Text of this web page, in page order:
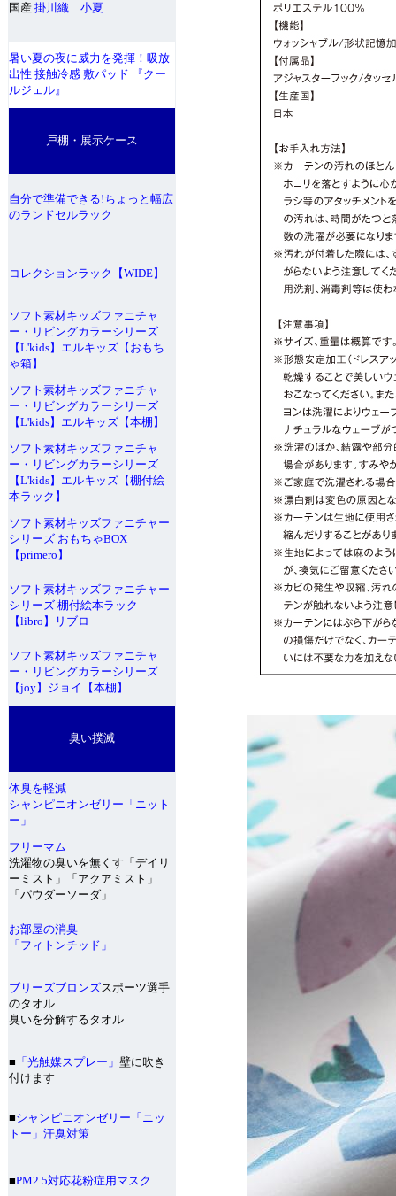
国産 掛川織 小夏
暑い夏の夜に威力を発揮！吸放
出性 接触冷感 敷パッド 『クー
ルジェル』
戸棚・展示ケース
自分で準備できる!ちょっと幅広
のランドセルラック
コレクションラック【WIDE】
ソフト素材キッズファニチャ
ー・リビングカラーシリーズ
【L'kids】エルキッズ【おもち
ゃ箱】
ソフト素材キッズファニチャ
ー・リビングカラーシリーズ
【L'kids】エルキッズ【本棚】
ソフト素材キッズファニチャ
ー・リビングカラーシリーズ
【L'kids】エルキッズ【棚付絵
本ラック】
ソフト素材キッズファニチャー
シリーズ おもちゃBOX
【primero】
ソフト素材キッズファニチャー
シリーズ 棚付絵本ラック
【libro】リブロ
ソフト素材キッズファニチャ
ー・リビングカラーシリーズ
【joy】ジョイ【本棚】
臭い撲滅
体臭を軽減
シャンピニオンゼリー「ニット
ー」
フリーマム
洗濯物の臭いを無くす「デイリ
ーミスト」「アクアミスト」
「パウダーソーダ」
お部屋の消臭
「フィトンチッド」
ブリーズブロンズスポーツ選手
のタオル
臭いを分解するタオル
■ 「光触媒スプレー」 壁に吹き
付けます
■シャンピニオンゼリー「ニッ
トー」汗臭対策
■PM2.5対応花粉症用マスク